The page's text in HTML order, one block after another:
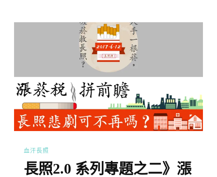
血汗長照
長照2.0 系列專題之二》漲